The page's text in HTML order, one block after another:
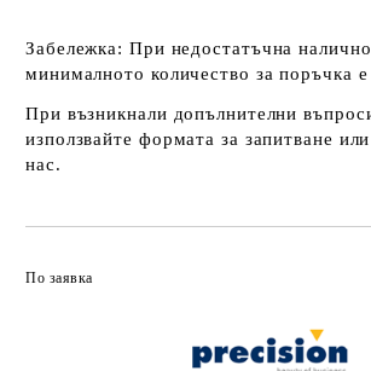
Забележка: При недостатъчна
минималното количество за поръчка
При възникнали допълнителни
използвайте формата за запитване
нас.
По заявка